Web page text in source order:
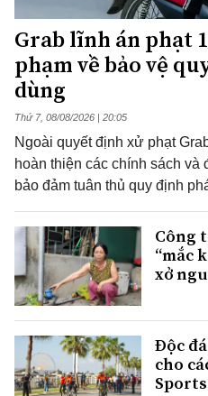
Grab lĩnh án phạt
phạm về bảo vệ
dùng
Thứ 7, 08/08/2026 | 20:05
Ngoài quyết định xử phạt
hoàn thiện các chính sách và
bảo đảm tuân thủ quy định
Công
“mắc
xở
Độc
cho